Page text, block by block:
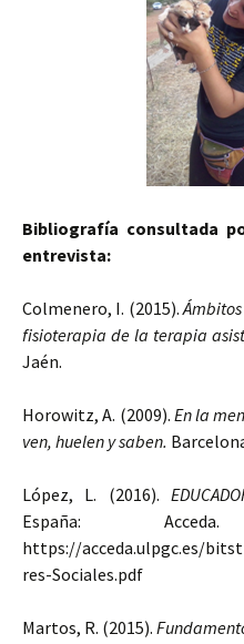
Bibliografía consultada
entrevista:
Colmenero, I. (2015).
fisioterapia de la terapia
Jaén.
Horowitz, A. (2009). En la
ven, huelen y saben.
López, L. (2016).
España:
https://acceda.ulpgc.es/
res-Sociales.pdf
Martos, R. (2015).